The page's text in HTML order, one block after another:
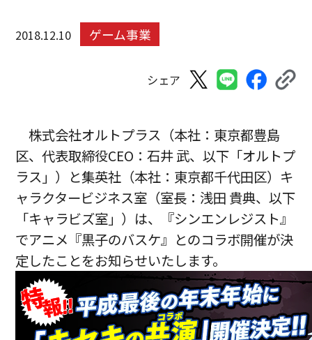
2018.12.10 ゲーム事業
シェア
株式会社オルトプラス（本社：東京都豊島
区、代表取締役CEO：石井 武、以下「オルトプ
ラス」）と集英社（本社：東京都千代田区）キ
ャラクタービジネス室（室長：浅田 貴典、以下
「キャラビズ室」）は、『シンエンレジスト』
でアニメ『黒子のバスケ』とのコラボ開催が決
定したことをお知らせいたします。